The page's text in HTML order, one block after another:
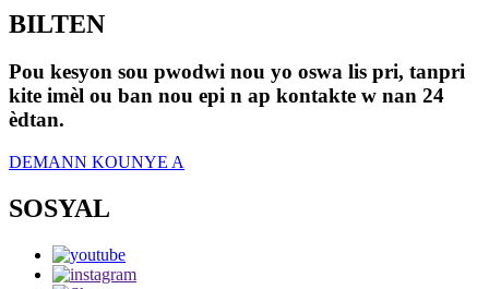
BILTEN
Pou kesyon sou pwodwi nou yo oswa lis pri, tanpri
kite imèl ou ban nou epi n ap kontakte w nan 24
èdtan.
DEMANN KOUNYE A
SOSYAL